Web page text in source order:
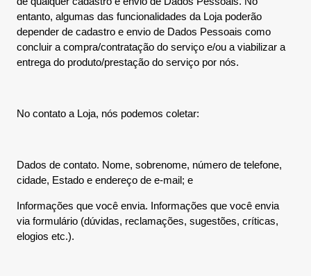
entanto, algumas das funcionalidades da Loja poderão
depender de cadastro e envio de Dados Pessoais como
concluir a compra/contratação do serviço e/ou a viabilizar a
entrega do produto/prestação do serviço por nós.
No contato a Loja, nós podemos coletar:
Dados de contato. Nome, sobrenome, número de telefone,
cidade, Estado e endereço de e-mail; e
Informações que você envia. Informações que você envia
via formulário (dúvidas, reclamações, sugestões, críticas,
elogios etc.).